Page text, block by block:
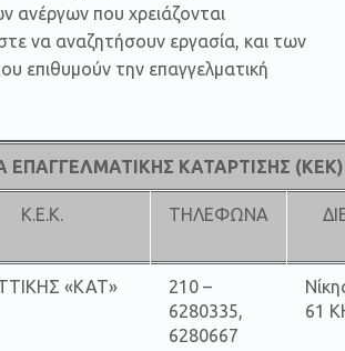
ανέργων που χρειάζονται
να αναζητήσουν εργασία, και των
επιθυμούν την επαγγελματική
ΕΠΑΓΓΕΛΜΑΤΙΚΗΣ ΚΑΤΑΡΤΙΣΗΣ (ΚΕΚ)
Κ.Ε.Κ. ΤΗΛΕΦΩΝΑ
«ΚΑΤ»
210 –
6280335,
6280667
61